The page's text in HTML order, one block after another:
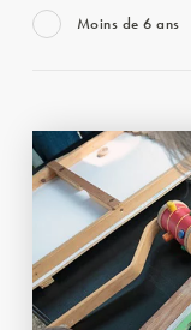
Moins de 6 ans